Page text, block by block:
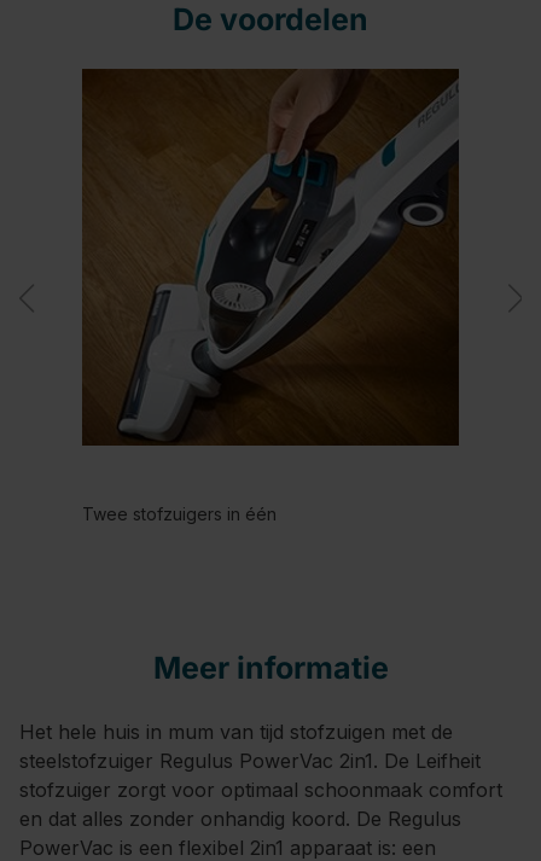
De voordelen
Twee stofzuigers in één
Meer informatie
Het hele huis in mum van tijd stofzuigen met de
steelstofzuiger Regulus PowerVac 2in1. De Leifheit
stofzuiger zorgt voor optimaal schoonmaak comfort
en dat alles zonder onhandig koord. De Regulus
PowerVac is een flexibel 2in1 apparaat is: een